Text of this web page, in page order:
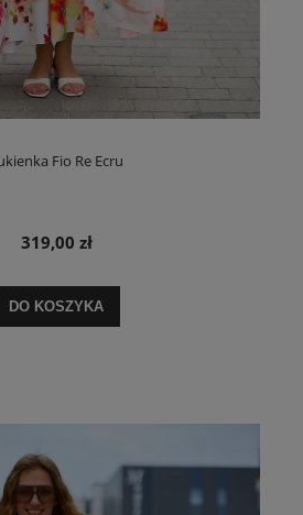
Fio Re Ecru
319,00 zł
DO KOSZYKA